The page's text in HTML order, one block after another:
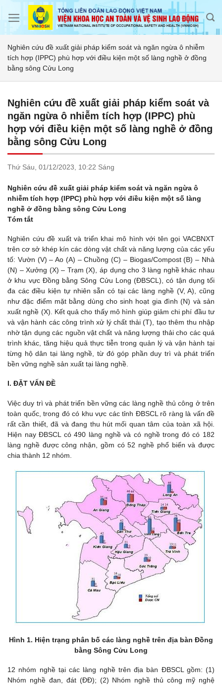
Nghiên cứu đề xuất giải pháp kiểm soát và ngăn ngừa ô nhiễm
tích hợp (IPPC) phù hợp với điều kiện một số làng nghề ở đồng
bằng sông Cửu Long
Nghiên cứu đề xuất giải pháp kiểm soát và
ngăn ngừa ô nhiễm tích hợp (IPPC) phù
hợp với điều kiện một số làng nghề ở đồng
bằng sông Cửu Long
Thứ Sáu, 01/12/2023, 10:22 Sáng
Nghiên cứu đề xuất giải pháp kiểm soát và ngăn ngừa ô
nhiễm tích hợp (IPPC) phù hợp với điều kiện một số làng
nghề ở đồng bằng sông Cửu Long
Tóm tắt
Nghiên cứu đề xuất và triển khai mô hình với tên gọi VACBNXT
trên cơ sở khép kín các dòng vật chất và năng lượng của các yếu
tố: Vườn (V) – Ao (A) – Chuồng (C) – Biogas/Compost (B) – Nhà
(N) – Xưởng (X) – Trạm (X), áp dụng cho 3 làng nghề khác nhau
ở khu vực Đồng bằng Sông Cửu Long (ĐBSCL), có tận dụng tối
đa các điều kiện tự nhiên sẵn có tại các làng nghề (V, A), cũng
như đặc điểm mặt bằng dùng cho sinh hoạt gia đình (N) và sản
xuất nghề (X). Kết quả cho thấy mô hình giúp giảm chi phí đầu tư
và vận hành các công trình xử lý chất thải (T), tạo thêm thu nhập
nhờ tận dụng các nguồn vật chất và năng lượng thải cho các quá
trình khác, tăng hiệu quả thực tiễn trong quản lý và vận hành tại
từng hộ dân tại làng nghề, từ đó góp phần duy trì và phát triển
bền vững nghề sản xuất tại làng nghề.
I. ĐẶT VẤN ĐỀ
Việc duy trì và phát triển bền vững các làng nghề thủ công ở trên
toàn quốc, trong đó có khu vực các tỉnh ĐBSCL rõ ràng là vấn đề
rất cần thiết, đã và đang thu hút mối quan tâm của toàn xã hội.
Hiện nay ĐBSCL có 490 làng nghề và có nghề trong đó có 182
làng nghề được công nhận, gồm có 52 nghề phổ biến và được
chia thành 12 nhóm.
Hình 1. Hiện trạng phân bố các làng nghề trên địa bàn Đồng
bằng Sông Cửu Long
12 nhóm nghề tại các làng nghề trên địa bàn ĐBSCL gồm: (1)
Nhóm nghề đan, đát (ĐĐ); (2) Nhóm nghề thủ công mỹ nghệ